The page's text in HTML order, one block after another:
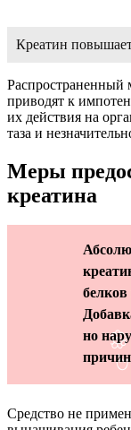
Креатин
Распространенный
приводят к
их действия на
таза и
Меры
креатина
белков
но
Средство не